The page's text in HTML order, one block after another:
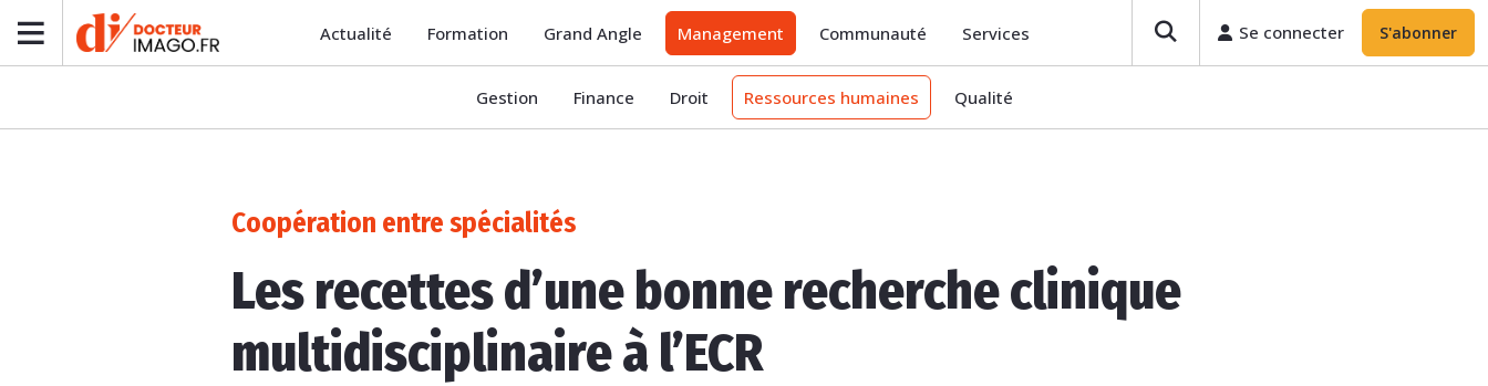
Actualité Formation Grand Angle Management Communauté Services Se connecter S'abonner
Gestion Finance Droit Ressources humaines Qualité
Coopération entre spécialités
Les recettes d’une bonne recherche clinique
multidisciplinaire à l’ECR